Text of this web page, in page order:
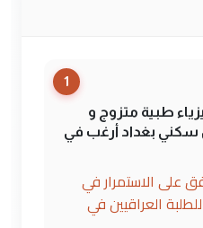
1
طبية متزوج و
سكني بغداد أرغب في
على الاستمرار في
للطلبة العراقيين في